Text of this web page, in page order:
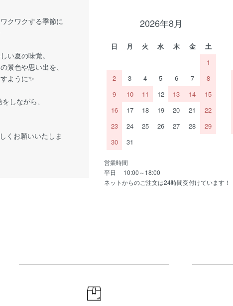
クワクする季節に
い夏の味覚。
景色や思い出を、
ように✨
しながら、
くお願いいたしま
2026年8月
日 月 火 水 木 金
土
1
2
3 4 5 6 7
8
9
10 11 12 13 14
15
16
17 18 19 20 21
22
23
24 25 26 27 28
29
30
31
営業時間
平日 10:00～18:00
ネットからのご注文は24時間受付けています！